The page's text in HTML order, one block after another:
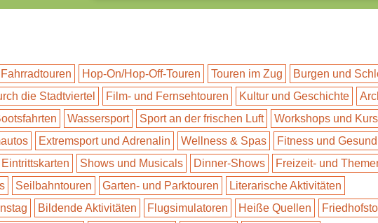
Fahrradtouren Hop-On/Hop-Off-Touren Touren im Zug
Burgen und
die Stadtviertel Film- und Fernsehtouren Kultur und Geschichte
Wassersport Sport an der frischen Luft
Workshops und
Extremsport und Adrenalin Wellness & Spas
Fitness und
Eintrittskarten Shows und Musicals Dinner-Shows
Freizeit- und
Seilbahntouren Garten- und Parktouren
Literarische Aktivitäten
Bildende Aktivitäten Flugsimulatoren Heiße Quellen